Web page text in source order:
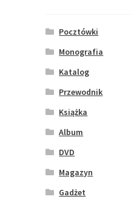
Pocztówki
Monografia
Katalog
Przewodnik
Książka
Album
DVD
Magazyn
Gadżet